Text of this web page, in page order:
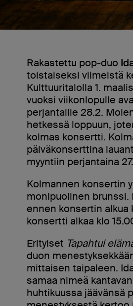
Rakastettu pop-duo
toistaiseksi viimeistä
Kulttuuritalolla 1.
vuoksi viikonlopulle
perjantaille 28.2.
hetkessä loppuun,
kolmas konsertti.
päiväkonserttina
myyntiin perjantaina
Kolmannen konsertin
monipuolinen brunssi.
ennen konsertin alkua
konsertti alkaa klo
Erityiset Tapahtui
duon
mittaisen taipaleen.
samaa nimeä
huhtikuussa jäävänsä